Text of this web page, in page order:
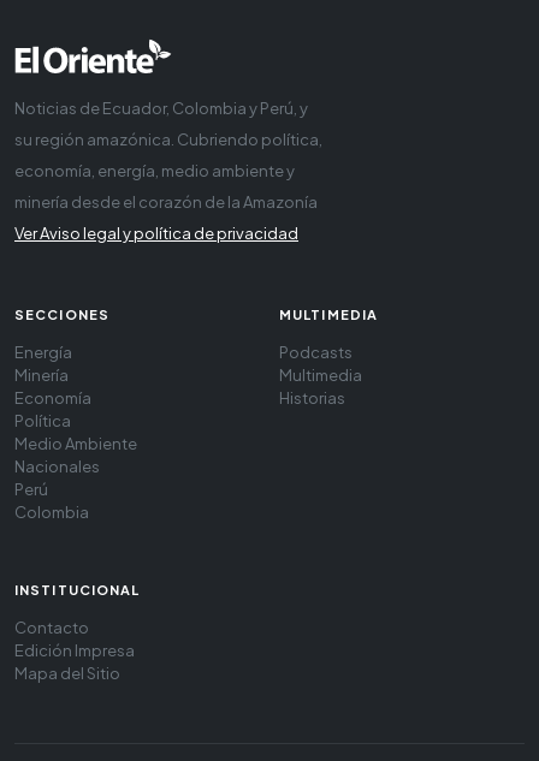
Noticias de Ecuador, Colombia y Perú, y
su región amazónica. Cubriendo política,
economía, energía, medio ambiente y
minería desde el corazón de la Amazonía
Ver Aviso legal y política de privacidad
SECCIONES
Energía
Minería
Economía
Política
Medio Ambiente
Nacionales
Perú
Colombia
MULTIMEDIA
Podcasts
Multimedia
Historias
INSTITUCIONAL
Contacto
Edición Impresa
Mapa del Sitio